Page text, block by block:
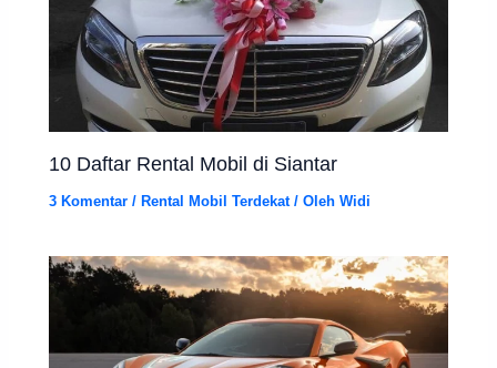
10 Daftar Rental Mobil di Siantar
3 Komentar /Rental Mobil Terdekat/ OlehWidi